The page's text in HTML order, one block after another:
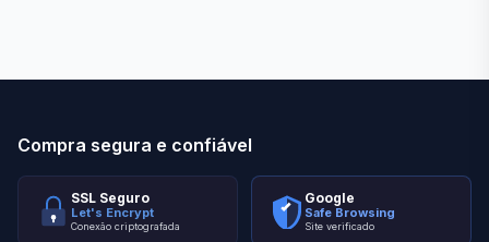
Compra segura e confiável
SSL Seguro
Let's Encrypt
Conexão criptografada
Google
Safe Browsing
Site verificado